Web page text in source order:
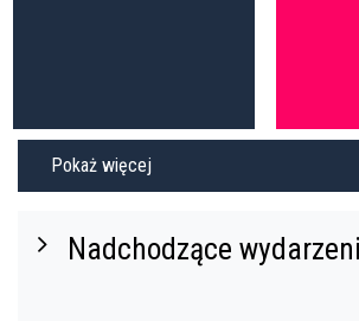
Pokaż więcej
Nadchodzące